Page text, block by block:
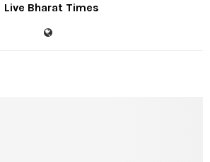
Live Bharat Times